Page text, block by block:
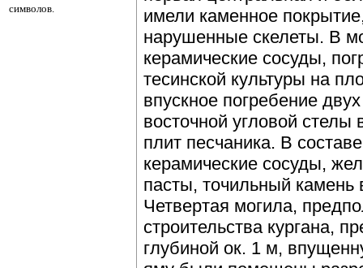
символов.
имели каменное
нарушенные скелеты. В
керамические сосуды,
тесинской культуры на
впускное погребение
восточной угловой
плит песчаника. В
керамические сосуды,
пасты, точильный
Четвертая могила,
строительства кургана,
глубиной ок. 1 м,